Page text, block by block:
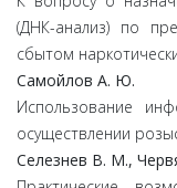
(ДНК-анализ) по
сбытом
Самойлов А. Ю.
Использование
осуществлении
Селезнев В. М.,